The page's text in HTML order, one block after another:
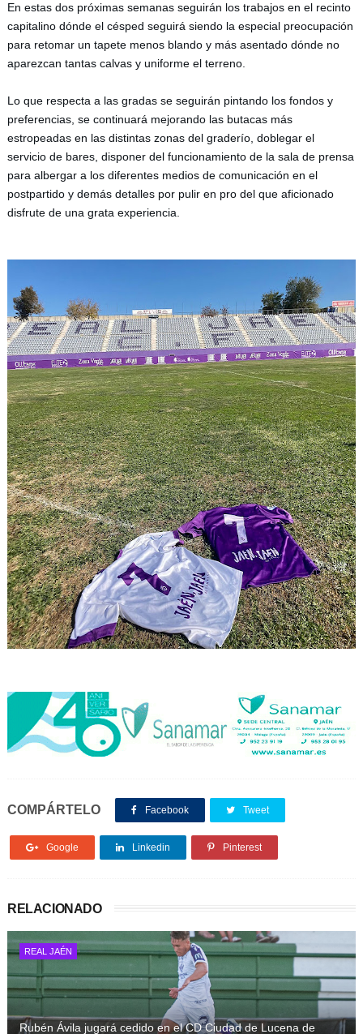
En estas dos próximas semanas seguirán los trabajos en el recinto
capitalino dónde el césped seguirá siendo la especial preocupación
para retomar un tapete menos blando y más asentado dónde no
aparezcan tantas calvas y uniforme el terreno.
Lo que respecta a las gradas se seguirán pintando los fondos y
preferencias, se continuará mejorando las butacas más
estropeadas en las distintas zonas del graderío, doblegar el
servicio de bares, disponer del funcionamiento de la sala de prensa
para albergar a los diferentes medios de comunicación en el
postpartido y demás detalles por pulir en pro del que aficionado
disfrute de una grata experiencia.
COMPÁRTELO Facebook Tweet
Google Linkedin Pinterest
RELACIONADO
REAL JAÉN
Rubén Ávila jugará cedido en el CD Ciudad de Lucena de